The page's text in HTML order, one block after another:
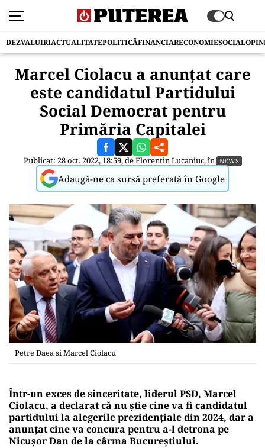
DEZVALUIRIACTUALITATEPOLITICĂFINANCIARECONOMIESOCIAL
Marcel Ciolacu a anunțat care
este candidatul Partidului
Social Democrat pentru
Primăria Capitalei
Publicat: 28 oct. 2022, 18:59, deFlorentin Lucaniuc, în NEWS
Adaugă-ne ca sursă preferată în Google
Petre Daea si Marcel Ciolacu
Într-un exces de sinceritate, liderul PSD, Marcel
Ciolacu, a declarat că nu știe cine va fi candidatul
partidului la alegerile prezidențiale din 2024, dar a
anunțat cine va concura pentru a-l detrona pe
Nicușor Dan de la cârma Bucureștiului.